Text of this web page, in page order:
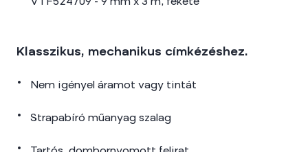
VTF524709 - 9 mm x 3 m, fekete
Klasszikus, mechanikus címkézéshez.
Nem igényel áramot vagy tintát
Strapabíró műanyag szalag